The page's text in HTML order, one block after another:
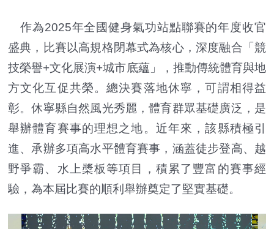
作為2025年全國健身氣功站點聯賽的年度收官
盛典，比賽以高規格閉幕式為核心，深度融合「競
技榮譽+文化展演+城市底蘊」，推動傳統體育與地
方文化互促共榮。總決賽落地休寧，可謂相得益
彰。休寧縣自然風光秀麗，體育群眾基礎廣泛，是
舉辦體育賽事的理想之地。近年來，該縣積極引
進、承辦多項高水平體育賽事，涵蓋徒步登高、越
野爭霸、水上槳板等項目，積累了豐富的賽事經
驗，為本屆比賽的順利舉辦奠定了堅實基礎。